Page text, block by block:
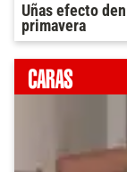
Uñas efecto
primavera